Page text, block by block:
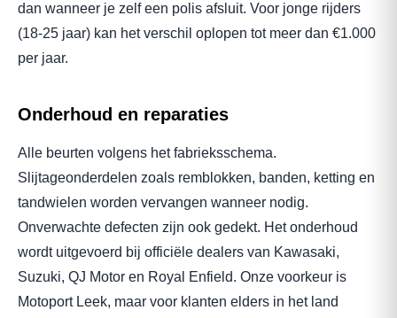
dan wanneer je zelf een polis afsluit. Voor jonge rijders
(18-25 jaar) kan het verschil oplopen tot meer dan €1.000
per jaar.
Onderhoud en reparaties
Alle beurten volgens het fabrieksschema.
Slijtageonderdelen zoals remblokken, banden, ketting en
tandwielen worden vervangen wanneer nodig.
Onverwachte defecten zijn ook gedekt. Het onderhoud
wordt uitgevoerd bij officiële dealers van Kawasaki,
Suzuki, QJ Motor en Royal Enfield. Onze voorkeur is
Motoport Leek, maar voor klanten elders in het land